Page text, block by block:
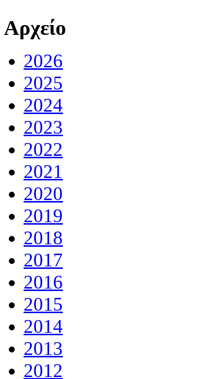
Αρχείο
2026
2025
2024
2023
2022
2021
2020
2019
2018
2017
2016
2015
2014
2013
2012